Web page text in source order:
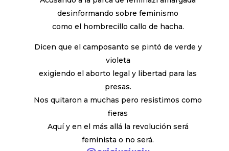
desinformando sobre feminismo
como el hombrecillo callo de hacha.
Dicen que el camposanto se pintó de verde y
violeta
exigiendo el aborto legal y libertad para las
presas.
Nos quitaron a muchas pero resistimos como
fieras
Aquí y en el más allá la revolución será
feminista o no será.